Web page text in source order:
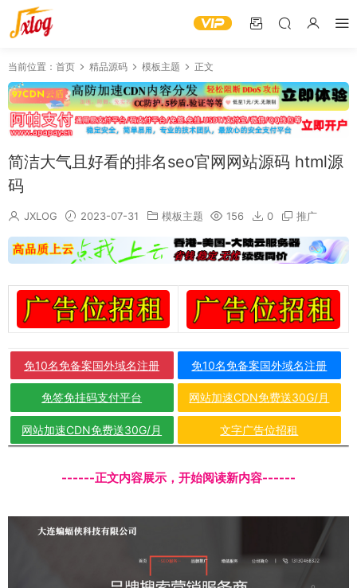
当前位置： 首页 精品源码 模板主题 正文
简洁大气且好看的排名seo官网网站源码 html源
码
JXLOG 2023-07-31 模板主题 156 0 推广
免10名免备案国外域名注册 免10名免备案国外域名注册
免签免挂码支付平台 网站加速CDN免费送30G/月
网站加速CDN免费送30G/月 文字广告位招租
------正文内容展示，开始阅读新内容------